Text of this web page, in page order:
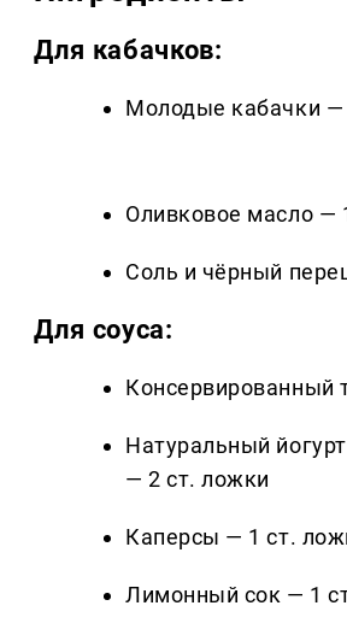
Для кабачков:
Молодые кабачки —
Оливковое масло —
Соль и чёрный
Для соуса:
Консервированный
Натуральный
— 2 ст. ложки
Каперсы — 1 ст.
Лимонный сок — 1